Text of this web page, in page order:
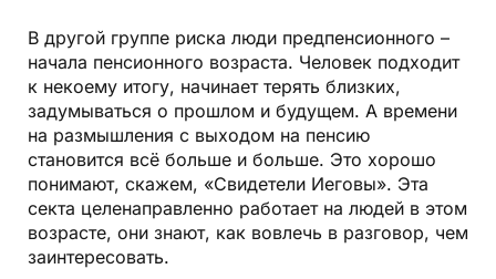
В другой группе риска люди предпенсионного –
начала пенсионного возраста. Человек подходит
к некоему итогу, начинает терять близких,
задумываться о прошлом и будущем. А времени
на размышления с выходом на пенсию
становится всё больше и больше. Это хорошо
понимают, скажем, «Свидетели Иеговы». Эта
секта целенаправленно работает на людей в этом
возрасте, они знают, как вовлечь в разговор, чем
заинтересовать.